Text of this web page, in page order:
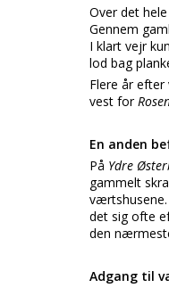
Over det
Gennem
I klart vejr
lod bag
Flere år
vest for
En anden
På Ydre
gammelt
det sig ofte
den
Adgang til